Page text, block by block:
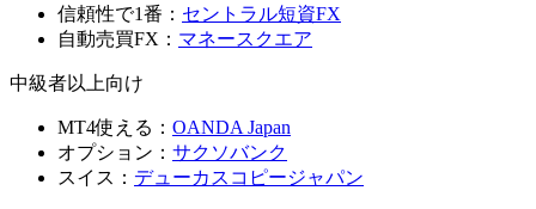
信頼性で1番： セントラル短資FX
自動売買FX： マネースクエア
中級者以上向け
MT4使える： OANDA Japan
オプション： サクソバンク
スイス： デューカスコピージャパン